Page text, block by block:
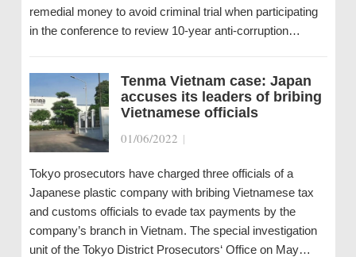
remedial money to avoid criminal trial when participating
in the conference to review 10-year anti-corruption…
Tenma Vietnam case: Japan
accuses its leaders of bribing
Vietnamese officials
01/06/2022 |
Tokyo prosecutors have charged three officials of a
Japanese plastic company with bribing Vietnamese tax
and customs officials to evade tax payments by the
company’s branch in Vietnam. The special investigation
unit of the Tokyo District Prosecutors‘ Office on May…